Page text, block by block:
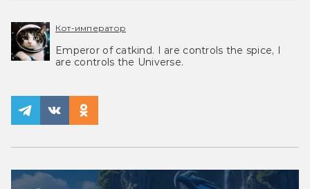
Кот-император
Emperor of catkind. I are controls the spice, I
are controls the Universe.